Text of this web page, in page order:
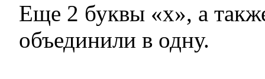
Еще 2 буквы «х», а
объединили в одну.